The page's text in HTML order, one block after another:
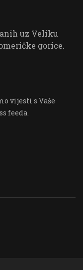
uz Veliku
gorice.
vijesti s Vaše
feeda.